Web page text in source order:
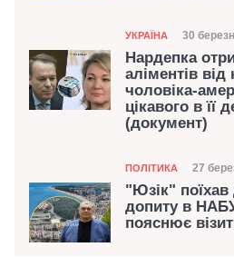
Категорія
УКРАЇНА Дата
30
Нардепка
аліментів
чоловіка-
цікавого в її
(документ)
Категорія
ПОЛІТИКА Дата
27
"Юзік" поїхав
допиту в
пояснює